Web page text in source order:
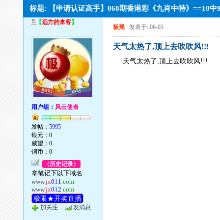
标题: 【申请认证高手】060期香港彩《九肖中特》==10中
【远方的来客】
用户组： 风云使者
发帖：5995
银元：0
威望：0
铜币：0
（历史记录）
拿笔记下以下域名
www.jx011.com
www.jx012.com
极限★开奖直播
加关注 发消息
板凳 发表于: 06-03
天气太热了,顶上去吹吹风!!!
天气太热了,顶上去吹吹风!!!